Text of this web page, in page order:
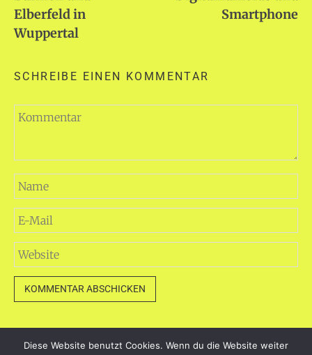
Elberfeld in
Wuppertal
Smartphone
SCHREIBE EINEN KOMMENTAR
Diese Website benutzt Cookies. Wenn du die Website weiter